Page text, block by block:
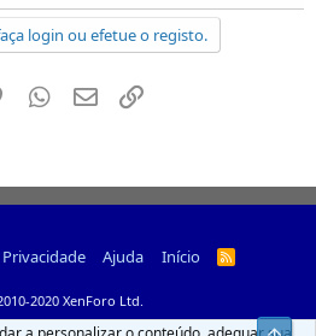
login ou efetue o registo.
PinterestWhatsapp
Email
Ajuda Início
R
2020 XenForo Ltd.